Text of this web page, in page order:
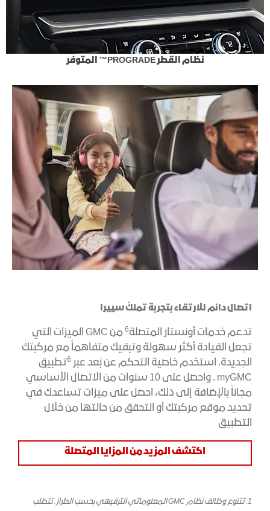
نظام القطر PROGRADE™ المتوفر
اتصال دائم للارتقاء بتجربة تملكّسييرا
تدعم خدمات أونستار المتصلة6
من GMC الميزات التي
تجعل القيادة أكثر سهولة وتبقيك متفاهماً مع مركبتك
الجديدة. استخدم خاصية التحكم عن بُعد عبر 6تطبيق
myGMC . واحصل على 10 سنوات من الاتصال الأساسي
مجاناً بالإضافة إلى ذلك، احصل على ميزات تساعدك في
تحديد موقع مركبتك أو التحقق من حالتها من خلال
التطبيق
اكتشف المزيد من المزايا المتصلة
1. تتنوع وظائف نظام GMC المعلوماتي الترفيهي بحسب الطراز. تتطلب